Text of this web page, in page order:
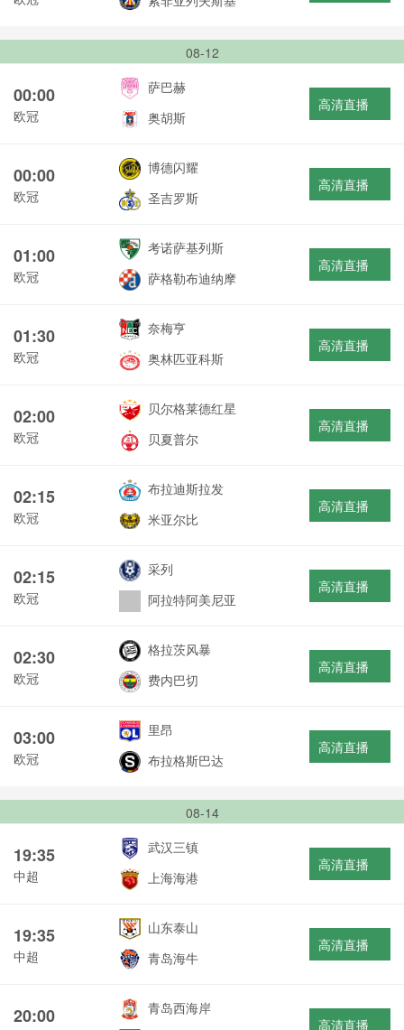
08-12
00:00
欧冠
萨巴赫
奥胡斯
高清直播
00:00
欧冠
博德闪耀
圣吉罗斯
高清直播
01:00
欧冠
考诺萨基列斯
萨格勒布迪纳摩
高清直播
01:30
欧冠
奈梅亨
奥林匹亚科斯
高清直播
02:00
欧冠
贝尔格莱德红星
贝夏普尔
高清直播
02:15
欧冠
布拉迪斯拉发
米亚尔比
高清直播
02:15
欧冠
采列
阿拉特阿美尼亚
高清直播
02:30
欧冠
格拉茨风暴
费内巴切
高清直播
03:00
欧冠
里昂
布拉格斯巴达
高清直播
08-14
19:35
中超
武汉三镇
上海海港
高清直播
19:35
中超
山东泰山
青岛海牛
高清直播
20:00
青岛西海岸
高清直播